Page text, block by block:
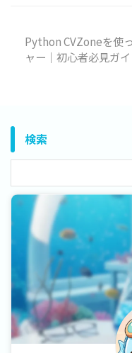
Python CVZoneを使
ャー｜初心者必見ガ
検索